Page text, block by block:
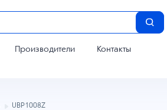
Производители Контакты
UBP1008Z